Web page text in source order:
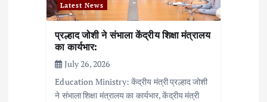
Latest News
प्रल्हाद जोशी ने संभाला केंद्रीय शिक्षा मंत्रालय
का कार्यभार:
July 26, 2026
Education Ministry: केंद्रीय मंत्री प्रल्हाद जोशी
ने संभाला शिक्षा मंत्रालय का कार्यभार, केंद्रीय मंत्री